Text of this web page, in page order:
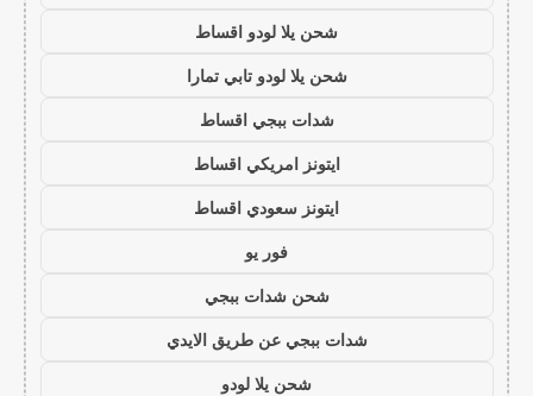
شحن يلا لودو اقساط
شحن يلا لودو تابي تمارا
شدات ببجي اقساط
ايتونز امريكي اقساط
ايتونز سعودي اقساط
فور يو
شحن شدات ببجي
شدات ببجي عن طريق الايدي
شحن يلا لودو